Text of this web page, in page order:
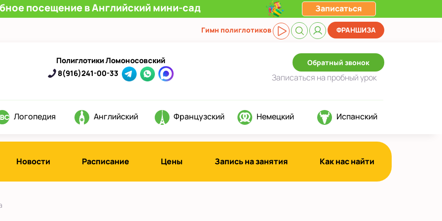
посещение в Английский мини-сад Записаться
Гимн полиглотиков ФРАНШИЗА
Полиглотики Ломоносовский
8(916)241-00-33
Обратный звонок
Записаться на пробный урок
Логопедия Английский Французский Немецкий Испанский
Новости Расписание Цены Запись на занятия Как нас найти